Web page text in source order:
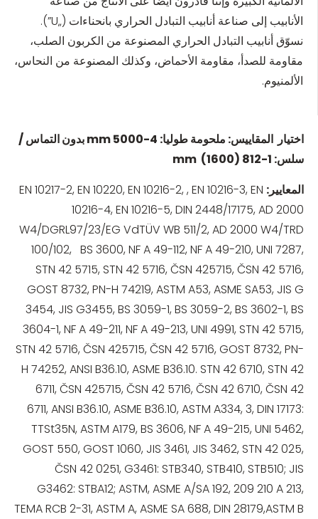
الأنابيب إلى صناعة أنابيب التبادل الحراري بانحناءات („U”).
نسوّق أنابيب التبادل الحراري المصنوعة من الكربون الصلب،
مقاومة للصدأ، مقاومة الأحماض، وكذلك المصنوعة من النحاس،
الألمنيوم.
اختيار المقاييس: ملحومة طوليا: 4-5000 mm بدون التماس /
سلس: 1-812 (1600) mm
المعايير:
EN 10217-2, EN 10220, EN 10216-2, , EN 10216-3, EN
10216-4, EN 10216-5, DIN 2448/17175, AD 2000
W4/DGRL97/23/EG VdTÜV WB 511/2, AD 2000 W4/TRD
100/102, BS 3600, NF A 49-112, NF A 49-210, UNI 7287,
STN 42 5715, STN 42 5716, ČSN 425715, ČSN 42 5716,
GOST 8732, PN-H 74219, ASTM A53, ASME SA53, JIS G
3454, JIS G3455, BS 3059-1, BS 3059-2, BS 3602-1, BS
3604-1, NF A 49-211, NF A 49-213, UNI 4991, STN 42 5715,
STN 42 5716, ČSN 425715, ČSN 42 5716, GOST 8732, PN-
H 74252, ANSI B36.10, ASME B36.10. STN 42 6710, STN 42
6711, ČSN 425715, ČSN 42 5716, ČSN 42 6710, ČSN 42
6711, ANSI B36.10, ASME B36.10, ASTM A334, 3, DIN 17173:
TTSt35N, ASTM A179, BS 3606, NF A 49-215, UNI 5462,
GOST 550, GOST 1060, JIS 3461, JIS 3462, STN 42 025,
ČSN 42 0251, G3461: STB340, STB410, STB510; JIS
G3462: STBA12; ASTM, ASME A/SA 192, 209 210 A 213,
TEMA RCB 2-31, ASTM A, ASME SA 688, DIN 28179,ASTM B